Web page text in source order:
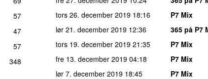
57
47
57
348
tors 26. december 2019 18:16
P7 Mix
lør 21. december 2019 12:36
365 på P7
tors 19. december 2019 21:35
P7 Mix
fre 13. december 2019 04:18
P7 Mix
lør 7. december 2019 18:45
P7 Mix